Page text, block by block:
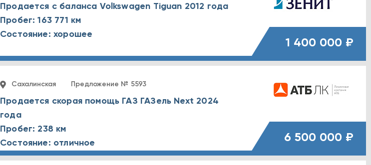
Продается с баланса Volkswagen Tiguan 2012 года
Пробег: 163 771 км
Состояние: хорошее
1 400 000 ₽
Сахалинская Предложение № 5593
Продается скорая помощь ГАЗ ГАЗель Next 2024
года
Пробег: 238 км
Состояние: отличное
6 500 000 ₽